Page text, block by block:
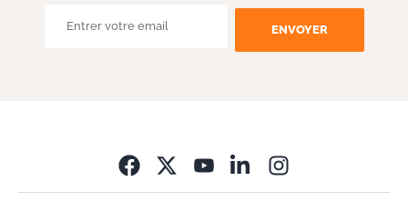
ENVOYER